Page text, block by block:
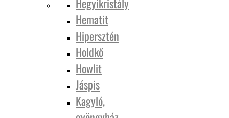
Hematit
Hipersztén
Holdkő
Howlit
Jáspis
Kagyló,